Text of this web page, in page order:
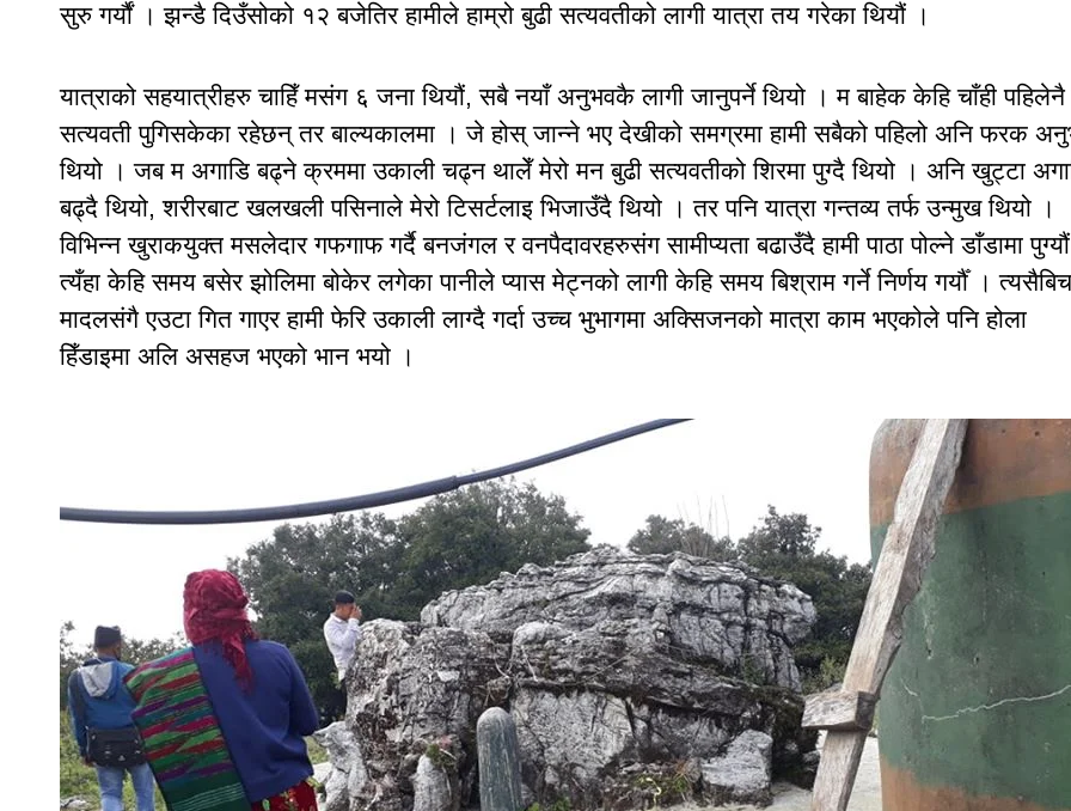
सुरु गर्यौं । झन्डै दिउँसोको १२ बजेतिर हामीले हाम्रो बुढी सत्यवतीको लागी यात्रा तय गरेका थियौं ।
यात्राको सहयात्रीहरु चाहिँ मसंग ६ जना थियौं, सबै नयाँ अनुभवकै लागी जानुपर्ने थियो । म बाहेक केहि चाँही पहिलेनै
सत्यवती पुगिसकेका रहेछन् तर बाल्यकालमा । जे होस् जान्ने भए देखीको समग्रमा हामी सबैको पहिलो अनि फरक
थियो । जब म अगाडि बढ्ने क्रममा उकाली चढ्न थालेँ मेरो मन बुढी सत्यवतीको शिरमा पुग्दै थियो । अनि खुट्टा
बढ्दै थियो, शरीरबाट खलखली पसिनाले मेरो टिसर्टलाइ भिजाउँदै थियो । तर पनि यात्रा गन्तव्य तर्फ उन्मुख थियो ।
विभिन्न खुराकयुक्त मसलेदार गफगाफ गर्दै बनजंगल र वनपैदावरहरुसंग सामीप्यता बढाउँदै हामी पाठा पोल्ने डाँडामा
त्यँहा केहि समय बसेर झोलिमा बोकेर लगेका पानीले प्यास मेट्नको लागी केहि समय बिश्राम गर्ने निर्णय गर्यौँ ।
मादलसंगै एउटा गित गाएर हामी फेरि उकाली लाग्दै गर्दा उच्च भुभागमा अक्सिजनको मात्रा काम भएकोले पनि होला
हिँडाइमा अलि असहज भएको भान भयो ।